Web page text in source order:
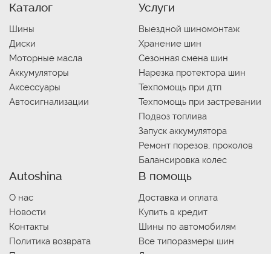
Каталог
Шины
Диски
Моторные масла
Аккумуляторы
Аксессуары
Автосигнализации
Услуги
Выездной шиномонтаж
Хранение шин
Сезонная смена шин
Нарезка протектора шин
Техпомощь при дтп
Техпомощь при застревании
Подвоз топлива
Запуск аккумулятора
Ремонт порезов, проколов
Балансировка колес
Autoshina
О нас
Новости
Контакты
Политика возврата
В помощь
Доставка и оплата
Купить в кредит
Шины по автомобилям
Все типоразмеры шин